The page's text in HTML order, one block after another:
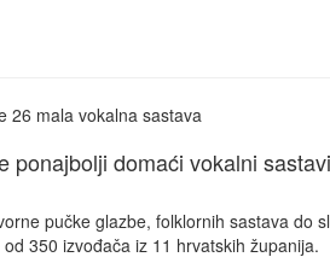
26 mala vokalna sastava
ponajbolji domaći vokalni
pučke glazbe, folklornih sastava do
350 izvođača iz 11 hrvatskih županija.